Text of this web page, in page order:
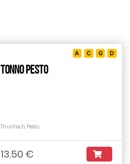
Tonno Pesto
A C G D
Thunfisch, Pesto
13.50 €